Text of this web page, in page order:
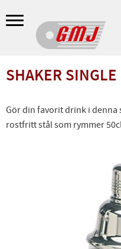
Meny
SHAKER
Gör din favorit drink i denna
rostfritt stål som rymmer